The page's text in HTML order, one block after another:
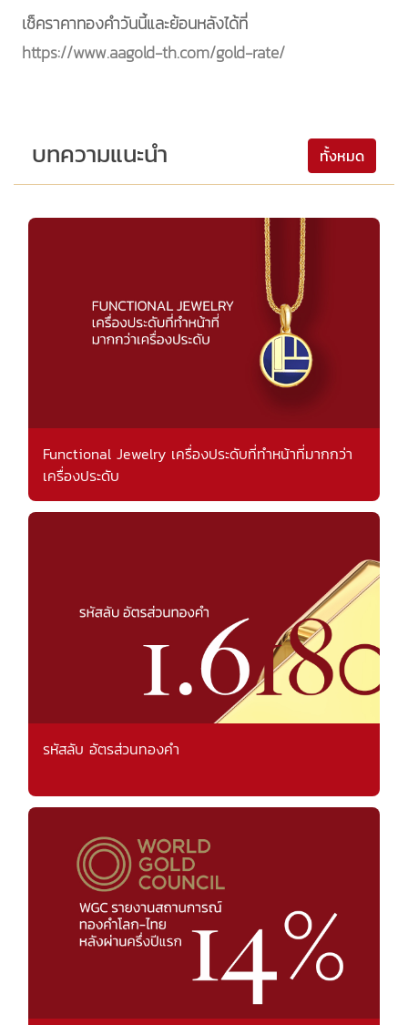
เช็คราคาทองคำวันนี้และย้อนหลังได้ที่
https://www.aagold-th.com/gold-rate/
บทความแนะนำ ทั้งหมด
Functional Jewelry เครื่องประดับที่ทำหน้าที่มากกว่า
เครื่องประดับ
รหัสลับ อัตรส่วนทองคำ